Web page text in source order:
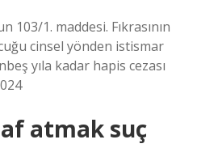
103/1. maddesi. Fıkrasının
cinsel yönden istismar
yıla kadar hapis cezası
atmak suç